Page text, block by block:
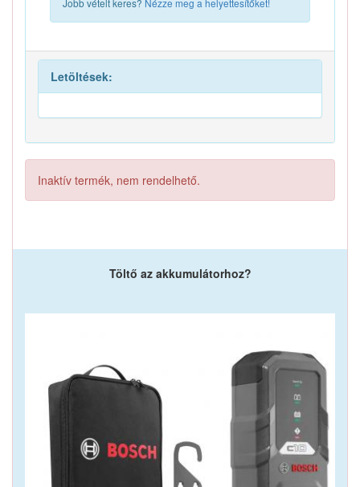
Jobb vételt keres? Nézze meg a helyettesítőket!
Letöltések:
Inaktív termék, nem rendelhető.
Töltő az akkumulátorhoz?